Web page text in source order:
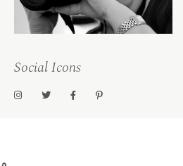
Social Icons